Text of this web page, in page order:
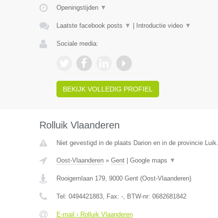
Openingstijden ▼
Laatste facebook posts ▼ Introductie video ▼
Sociale media:
BEKIJK VOLLEDIG PROFIEL
Rolluik Vlaanderen
Niet gevestigd in de plaats Darion en in de provincie Luik.
Oost-Vlaanderen» Gent| Google maps ▼
Rooigemlaan 179, 9000 Gent(Oost-Vlaanderen)
Tel: 0494421883, Fax: -, BTW-nr: 0682681842
E-mail › Rolluik Vlaanderen